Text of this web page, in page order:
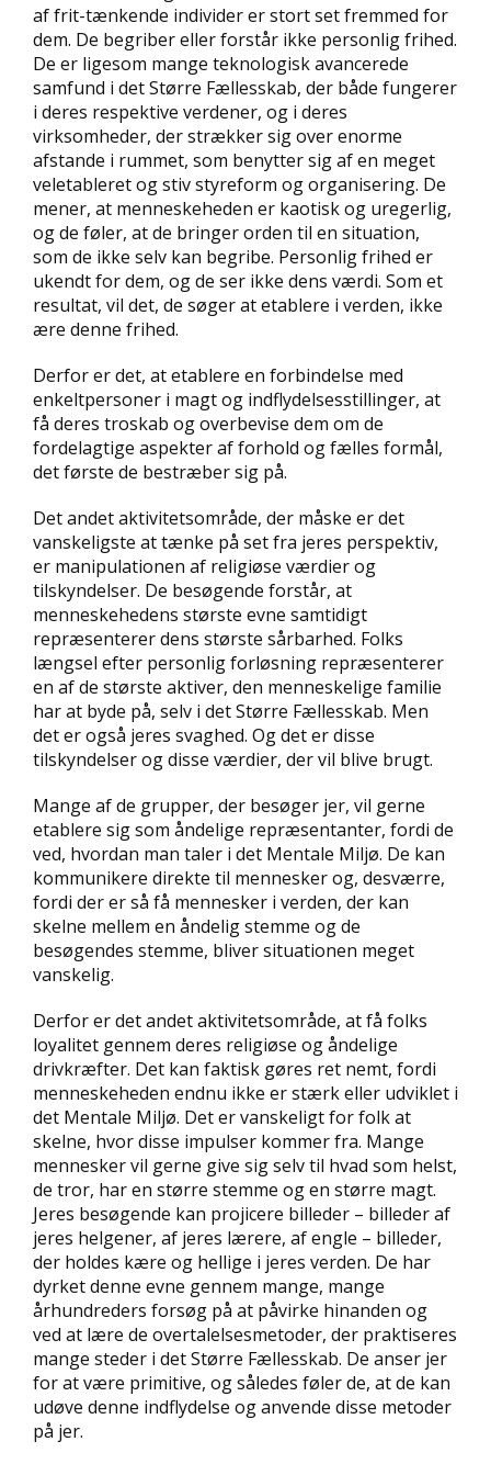
af frit-tænkende individer er stort set fremmed for
dem. De begriber eller forstår ikke personlig frihed.
De er ligesom mange teknologisk avancerede
samfund i det Større Fællesskab, der både fungerer
i deres respektive verdener, og i deres
virksomheder, der strækker sig over enorme
afstande i rummet, som benytter sig af en meget
veletableret og stiv styreform og organisering. De
mener, at menneskeheden er kaotisk og uregerlig,
og de føler, at de bringer orden til en situation,
som de ikke selv kan begribe. Personlig frihed er
ukendt for dem, og de ser ikke dens værdi. Som et
resultat, vil det, de søger at etablere i verden, ikke
ære denne frihed.
Derfor er det, at etablere en forbindelse med
enkeltpersoner i magt og indflydelsesstillinger, at
få deres troskab og overbevise dem om de
fordelagtige aspekter af forhold og fælles formål,
det første de bestræber sig på.
Det andet aktivitetsområde, der måske er det
vanskeligste at tænke på set fra jeres perspektiv,
er manipulationen af religiøse værdier og
tilskyndelser. De besøgende forstår, at
menneskehedens største evne samtidigt
repræsenterer dens største sårbarhed. Folks
længsel efter personlig forløsning repræsenterer
en af de største aktiver, den menneskelige familie
har at byde på, selv i det Større Fællesskab. Men
det er også jeres svaghed. Og det er disse
tilskyndelser og disse værdier, der vil blive brugt.
Mange af de grupper, der besøger jer, vil gerne
etablere sig som åndelige repræsentanter, fordi de
ved, hvordan man taler i det Mentale Miljø. De kan
kommunikere direkte til mennesker og, desværre,
fordi der er så få mennesker i verden, der kan
skelne mellem en åndelig stemme og de
besøgendes stemme, bliver situationen meget
vanskelig.
Derfor er det andet aktivitetsområde, at få folks
loyalitet gennem deres religiøse og åndelige
drivkræfter. Det kan faktisk gøres ret nemt, fordi
menneskeheden endnu ikke er stærk eller udviklet i
det Mentale Miljø. Det er vanskeligt for folk at
skelne, hvor disse impulser kommer fra. Mange
mennesker vil gerne give sig selv til hvad som helst,
de tror, har en større stemme og en større magt.
Jeres besøgende kan projicere billeder – billeder af
jeres helgener, af jeres lærere, af engle – billeder,
der holdes kære og hellige i jeres verden. De har
dyrket denne evne gennem mange, mange
århundreders forsøg på at påvirke hinanden og
ved at lære de overtalelsesmetoder, der praktiseres
mange steder i det Større Fællesskab. De anser jer
for at være primitive, og således føler de, at de kan
udøve denne indflydelse og anvende disse metoder
på jer.